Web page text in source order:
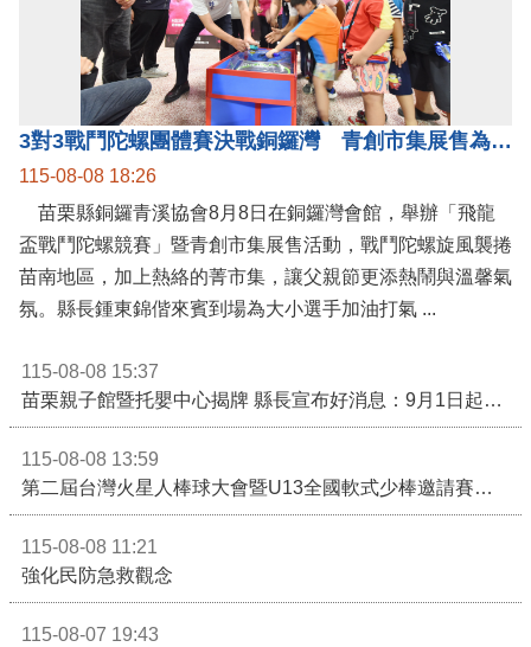
3對3戰鬥陀螺團體賽決戰銅鑼灣 青創市集展售為父親節增添繽紛
115-08-08 18:26
苗栗縣銅鑼青溪協會8月8日在銅鑼灣會館，舉辦「飛龍
盃戰鬥陀螺競賽」暨青創市集展售活動，戰鬥陀螺旋風襲捲
苗南地區，加上熱絡的菁市集，讓父親節更添熱鬧與溫馨氣
115-08-08 15:37
115-08-08 13:59
115-08-08 11:21
強化民防急救觀念
115-08-07 19:43